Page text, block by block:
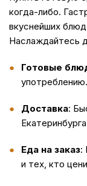
когда-либо.
вкуснейших
Наслаждайтесь
Готовые
употреблению.
Доставка:
Еда на заказ:
и тех, кто